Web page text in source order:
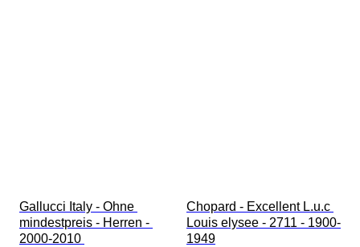
Gallucci Italy - Ohne
mindestpreis - Herren -
2000-2010
Chopard - Excellent L.u.c
Louis elysee - 2711 - 1900-
1949